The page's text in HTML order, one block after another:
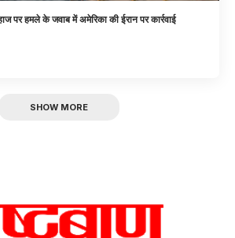
पर हमले के जवाब में अमेरिका की ईरान पर कार्रवाई
SHOW MORE